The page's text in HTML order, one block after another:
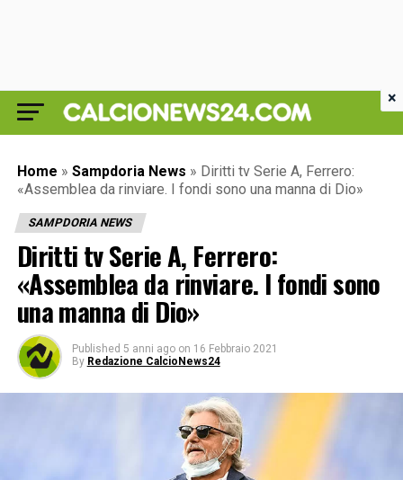
Home » Sampdoria News » Diritti tv Serie A, Ferrero:
«Assemblea da rinviare. I fondi sono una manna di Dio»
SAMPDORIA NEWS
Diritti tv Serie A, Ferrero:
«Assemblea da rinviare. I fondi sono
una manna di Dio»
Published 5 anni ago on 16 Febbraio 2021
By Redazione CalcioNews24
×